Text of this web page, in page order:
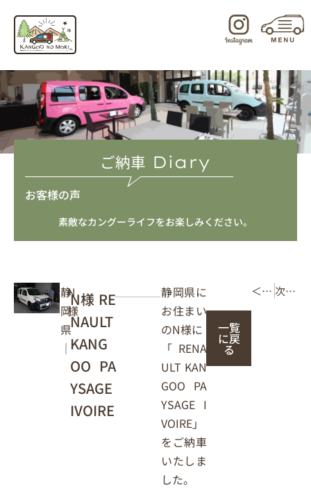
キ
ッ
プ
ご納車 Diary
お客様の声
素敵なカングーライフをお楽しみください。
静
岡
県
｜
N
様
N様 RE
NAULT
KANG
OO PA
YSAGE
IVOIRE
静岡県に
お住まい
のN様に
「 RENA
ULT KAN
GOO PA
YSAGE I
VOIRE」
をご納車
いたしま
した。
一覧
に戻
る
＜ 前の記事 次の記事 ＞